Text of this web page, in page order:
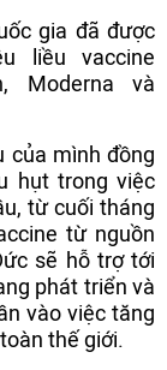
gia đã được
liều vaccine
Moderna và
của mình đồng
hụt trong việc
từ cuối tháng
từ nguồn
sẽ hỗ trợ tới
phát triển và
vào việc tăng
thế giới.